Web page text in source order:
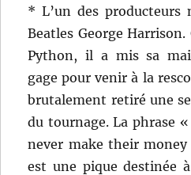
* L’un des producteurs
Beatles George
Python, il a mis sa
gage pour venir à la
brutalement retiré une
du tournage. La phrase
never make their
est une pique destinée